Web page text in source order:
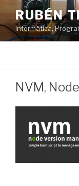
contenido
RUBÉN
Informática,
PUBLICADO
EL
NVM,